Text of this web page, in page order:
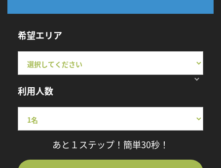
希望エリア
利用人数
あと１ステップ！簡単30秒！